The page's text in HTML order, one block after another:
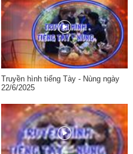
Truyền hình tiếng Tày - Nùng ngày
22/6/2025